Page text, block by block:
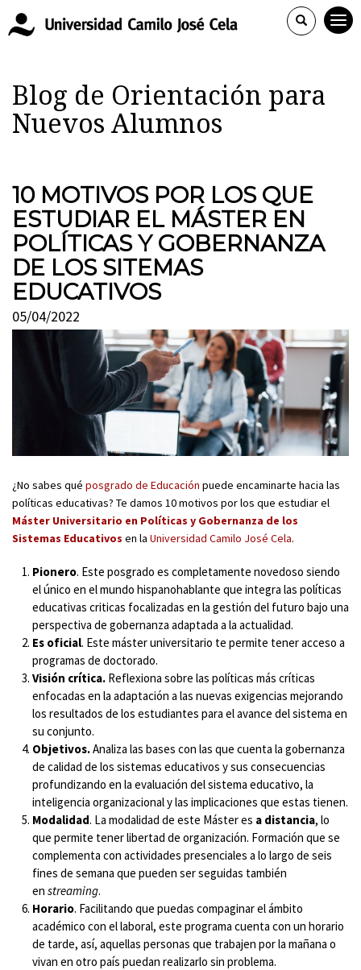
Blog de Orientación para
Nuevos Alumnos
10 MOTIVOS POR LOS QUE
ESTUDIAR EL MÁSTER EN
POLÍTICAS Y GOBERNANZA
DE LOS SITEMAS
EDUCATIVOS
05/04/2022
¿No sabes qué posgrado de Educación puede encaminarte hacia las
políticas educativas? Te damos 10 motivos por los que estudiar el
Máster Universitario en Políticas y Gobernanza de los
Sistemas Educativos en la Universidad Camilo José Cela.
Pionero. Este posgrado es completamente novedoso siendo
el único en el mundo hispanohablante que integra las políticas
educativas criticas focalizadas en la gestión del futuro bajo una
perspectiva de gobernanza adaptada a la actualidad.
Es oficial. Este máster universitario te permite tener acceso a
programas de doctorado.
Visión crítica. Reflexiona sobre las políticas más críticas
enfocadas en la adaptación a las nuevas exigencias mejorando
los resultados de los estudiantes para el avance del sistema en
su conjunto.
Objetivos.Analiza las bases con las que cuenta la gobernanza
de calidad de los sistemas educativos y sus consecuencias
profundizando en la evaluación del sistema educativo, la
inteligencia organizacional y las implicaciones que estas tienen.
Modalidad. La modalidad de este Máster es a distancia, lo
que permite tener libertad de organización. Formación que se
complementa con actividades presenciales a lo largo de seis
fines de semana que pueden ser seguidas también
en streaming.
Horario. Facilitando que puedas compaginar el ámbito
académico con el laboral, este programa cuenta con un horario
de tarde, así, aquellas personas que trabajen por la mañana o
vivan en otro país puedan realizarlo sin problema.